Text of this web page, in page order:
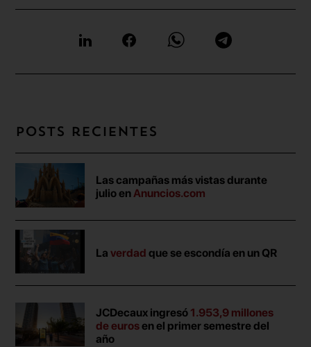
Posts recientes
Las campañas más vistas durante
julio enAnuncios.com
Laverdad que se escondía en un QR
JCDecaux ingresó 1.953,9 millones
de eurosen el primer semestre del
año